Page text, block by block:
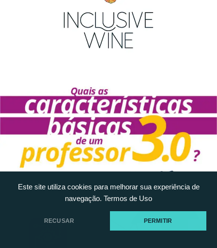
Este site utiliza cookies para melhorar sua experiência de
navegação. Termos de Uso
RECUSAR PERMITIR